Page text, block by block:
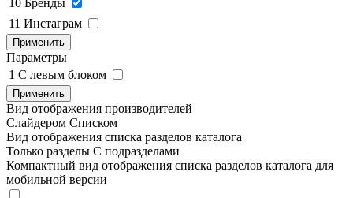
10 Бренды
11 Инстаграм
Применить
Параметры
1 C левым блоком
Применить
Вид отображения производителей
Слайдером Списком
Вид отображения списка разделов каталога
Только разделы С подразделами
Компактный вид отображения списка разделов каталога для
мобильной версии